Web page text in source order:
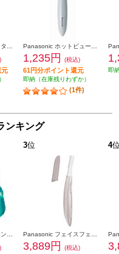
元
1,235円 (税込)
61円分ポイント還元
即納（在庫残りわずか）
(1件)
即
ンキング
3位
3,889円
(税込)
4